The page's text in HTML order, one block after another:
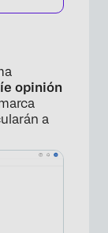
opinión
a